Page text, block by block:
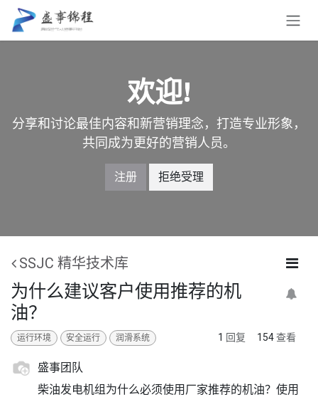
跳至内容
欢迎!
分享和讨论最佳内容和新营销理念，打造专业形象，
共同成为更好的营销人员。
注册 拒绝受理
SSJC 精华技术库
为什么建议客户使用推荐的机
油？
运行环境 安全运行 润滑系统 1 回复 154查看
盛事团队
柴油发电机组为什么必须使用厂家推荐的机油？使用